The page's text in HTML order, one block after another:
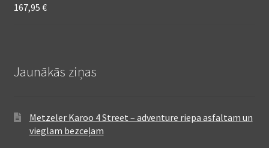
167,95 €
Jaunākās ziņas
Metzeler Karoo 4 Street – adventure riepa asfaltam un
vieglam bezceļam